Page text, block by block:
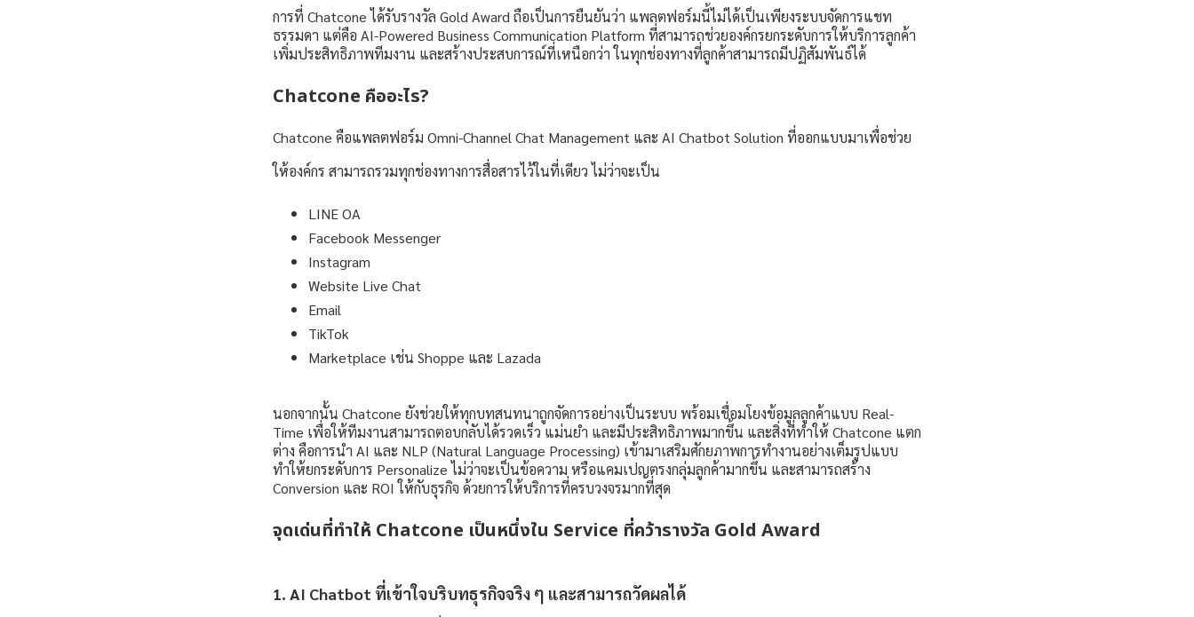
การที่ Chatcone ได้รับรางวัล Gold Award ถือเป็นการยืนยันว่า แพลตฟอร์มนี้ไม่ได้เป็นเพียงระบบจัดการแชท
ธรรมดา แต่คือ AI-Powered Business Communication Platform ที่สามารถช่วยองค์กรยกระดับการให้บริการลูกค้า
เพิ่มประสิทธิภาพทีมงาน และสร้างประสบการณ์ที่เหนือกว่า ในทุกช่องทางที่ลูกค้าสามารถมีปฏิสัมพันธ์ได้
Chatcone คืออะไร?
Chatcone คือแพลตฟอร์ม Omni-Channel Chat Management และ AI Chatbot Solution ที่ออกแบบมาเพื่อช่วย
ให้องค์กร สามารถรวมทุกช่องทางการสื่อสารไว้ในที่เดียว ไม่ว่าจะเป็น
LINE OA
Facebook Messenger
Instagram
Website Live Chat
Email
TikTok
Marketplace เช่น Shoppe และ Lazada
นอกจากนั้น Chatcone ยังช่วยให้ทุกบทสนทนาถูกจัดการอย่างเป็นระบบ พร้อมเชื่อมโยงข้อมูลลูกค้าแบบ Real-
Time เพื่อให้ทีมงานสามารถตอบกลับได้รวดเร็ว แม่นยำ และมีประสิทธิภาพมากขึ้น และสิ่งที่ทำให้ Chatcone แตก
ต่าง คือการนำ AI และ NLP (Natural Language Processing) เข้ามาเสริมศักยภาพการทำงานอย่างเต็มรูปแบบ
ทำให้ยกระดับการ Personalize ไม่ว่าจะเป็นข้อความ หรือแคมเปญตรงกลุ่มลูกค้ามากขึ้น และสามารถสร้าง
Conversion และ ROI ให้กับธุรกิจ ด้วยการให้บริการที่ครบวงจรมากที่สุด
จุดเด่นที่ทำให้ Chatcone เป็นหนึ่งใน Service ที่คว้ารางวัล Gold Award
1. AI Chatbot ที่เข้าใจบริบทธุรกิจจริง ๆ และสามารถวัดผลได้